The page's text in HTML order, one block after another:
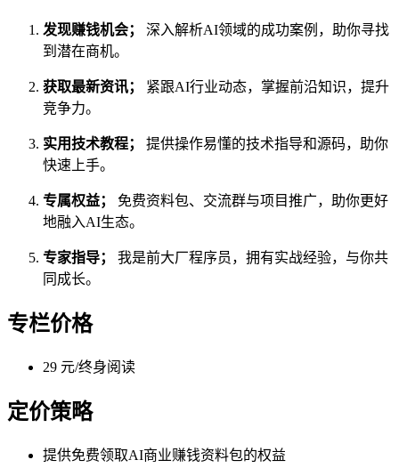
发现赚钱机会；
深入解析AI领域的成功案例，助你寻找
到潜在商机。
获取最新资讯；
紧跟AI行业动态，掌握前沿知识，提升
竞争力。
实用技术教程；
提供操作易懂的技术指导和源码，助你
快速上手。
专属权益；
免费资料包、交流群与项目推广，助你更好
地融入AI生态。
专家指导；
我是前大厂程序员，拥有实战经验，与你共
同成长。
专栏价格
29 元/终身阅读
定价策略
提供免费领取AI商业赚钱资料包的权益